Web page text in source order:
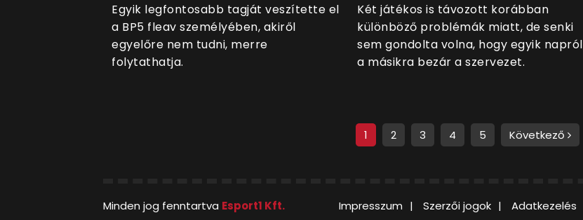
Egyik legfontosabb tagját veszítette el
a BP5 fleav személyében, akiről
egyelőre nem tudni, merre
folytathatja.
Két játékos is távozott korábban
különböző problémák miatt, de senki
sem gondolta volna, hogy egyik napról
a másikra bezár a szervezet.
1 2 3 4 5 Következő
Minden jog fenntartva Esport1 Kft. Impresszum Szerzői jogok Adatkezelés